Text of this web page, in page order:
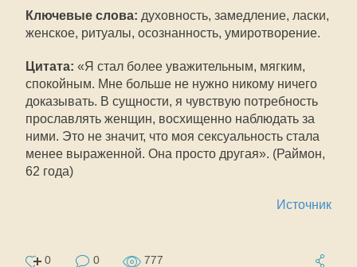
Ключевые слова: духовность, замедление, ласки,
женское, ритуалы, осознанность, умиротворение.
Цитата: «Я стал более уважительным, мягким,
спокойным. Мне больше не нужно никому ничего
доказывать. В сущности, я чувствую потребность
прославлять женщин, восхищенно наблюдать за
ними. Это не значит, что моя сексуальность стала
менее выраженной. Она просто другая». (Раймон,
62 года)
Источник
0 0 777